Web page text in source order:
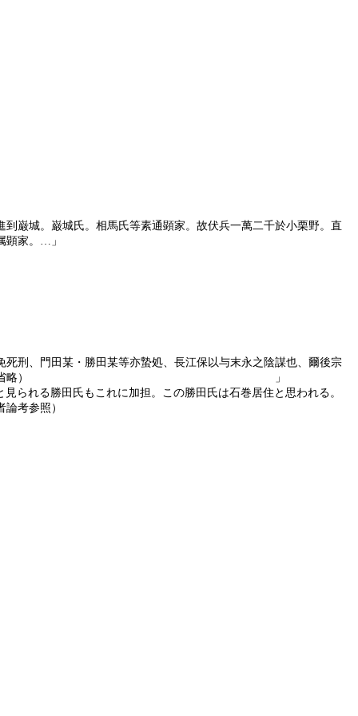
巌城。巌城氏。相馬氏等素通顕家。故伏兵一萬二千於小栗野。直
顕家。…」
刑、門田某・勝田某等亦蟄処、長江保以与末永之陰謀也、爾後宗
是以末永等潜通好於貞通（以下省略） 」
られる勝田氏もこれに加担。この勝田氏は石巻居住と思われる。
考参照）